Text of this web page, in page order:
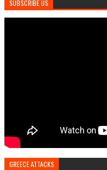
SUBSCRIBE US
GREECE ATTACKS